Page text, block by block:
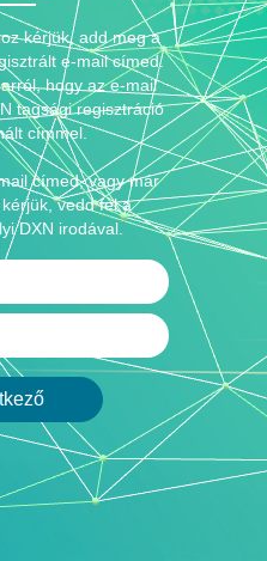
kérjük, add meg a
e-mail címed.
hogy az e-mail
tagsági regisztráció
címmel.
címed, vagy már
vedd fel a
DXN irodával.